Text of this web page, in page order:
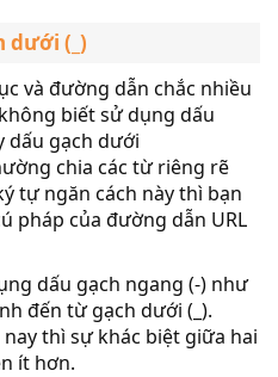
dưới (_)
và đường dẫn chắc nhiều
biết sử dụng dấu
dấu gạch dưới
chia các từ riêng rẽ
tự ngăn cách này thì bạn
pháp của đường dẫn URL
dấu gạch ngang (-) như
đến từ gạch dưới (_).
thì sự khác biệt giữa hai
ít hơn.